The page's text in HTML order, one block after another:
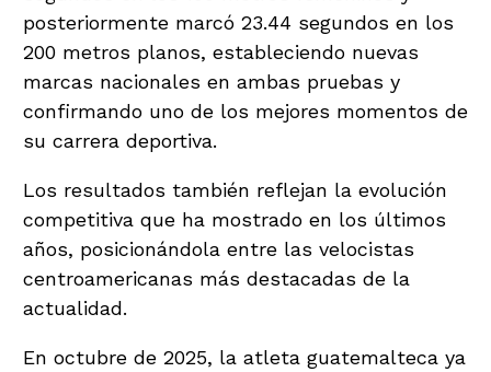
posteriormente marcó 23.44 segundos en los
200 metros planos, estableciendo nuevas
marcas nacionales en ambas pruebas y
confirmando uno de los mejores momentos de
su carrera deportiva.
Los resultados también reflejan la evolución
competitiva que ha mostrado en los últimos
años, posicionándola entre las velocistas
centroamericanas más destacadas de la
actualidad.
En octubre de 2025, la atleta guatemalteca ya